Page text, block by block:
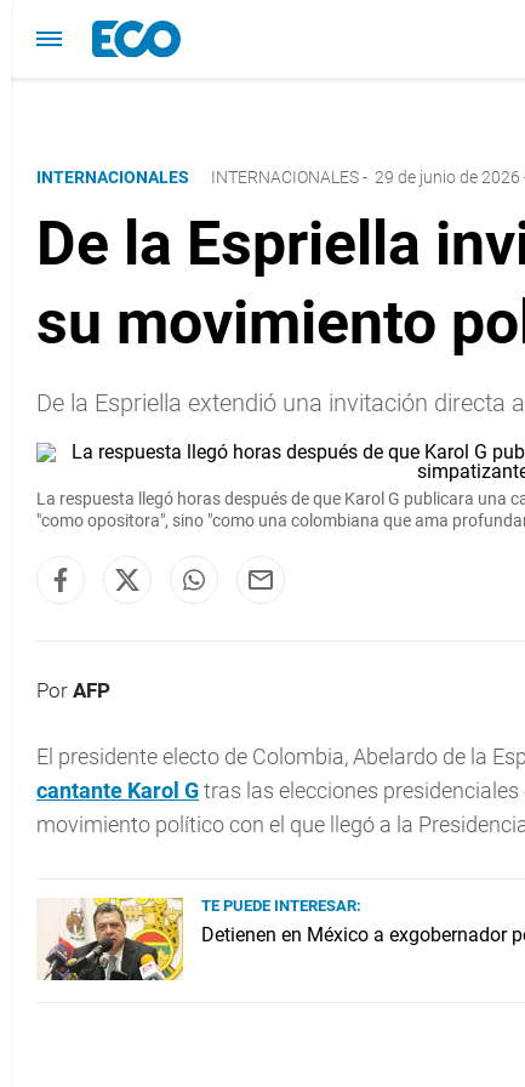
INTERNACIONALES INTERNACIONALES- 29 de junio de 2026
De la Espriella
su movimiento
De la Espriella extendió una invitación directa
La respuesta llegó horas después de que Karol G publicara una
"como opositora", sino "como una colombiana que ama
Por AFP
El presidente electo de Colombia, Abelardo de la
cantante Karol Gtras las elecciones
movimiento político con el que llegó a la
TE PUEDE INTERESAR:
Detienen en México a exgobernador